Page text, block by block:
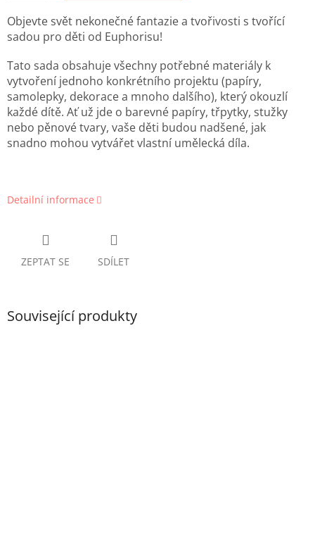
Objevte svět nekonečné fantazie a tvořivosti s tvořící
sadou pro děti od Euphorisu!
Tato sada obsahuje všechny potřebné materiály k
vytvoření jednoho konkrétního projektu (papíry,
samolepky, dekorace a mnoho dalšího), který okouzlí
každé dítě. Ať už jde o barevné papíry, třpytky, stužky
nebo pěnové tvary, vaše děti budou nadšené, jak
snadno mohou vytvářet vlastní umělecká díla.
Detailní informace
ZEPTAT SE SDÍLET
Související produkty